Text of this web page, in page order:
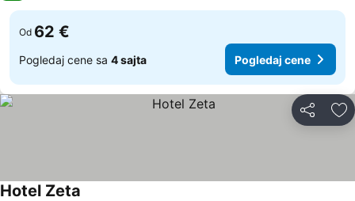
Od 62 €
Pogledaj cene sa 4 sajta Pogledaj cene
Deli
Hotel Zeta